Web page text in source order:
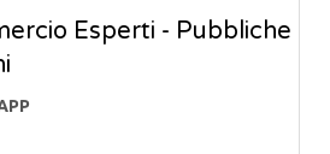
Esperti - Pubbliche